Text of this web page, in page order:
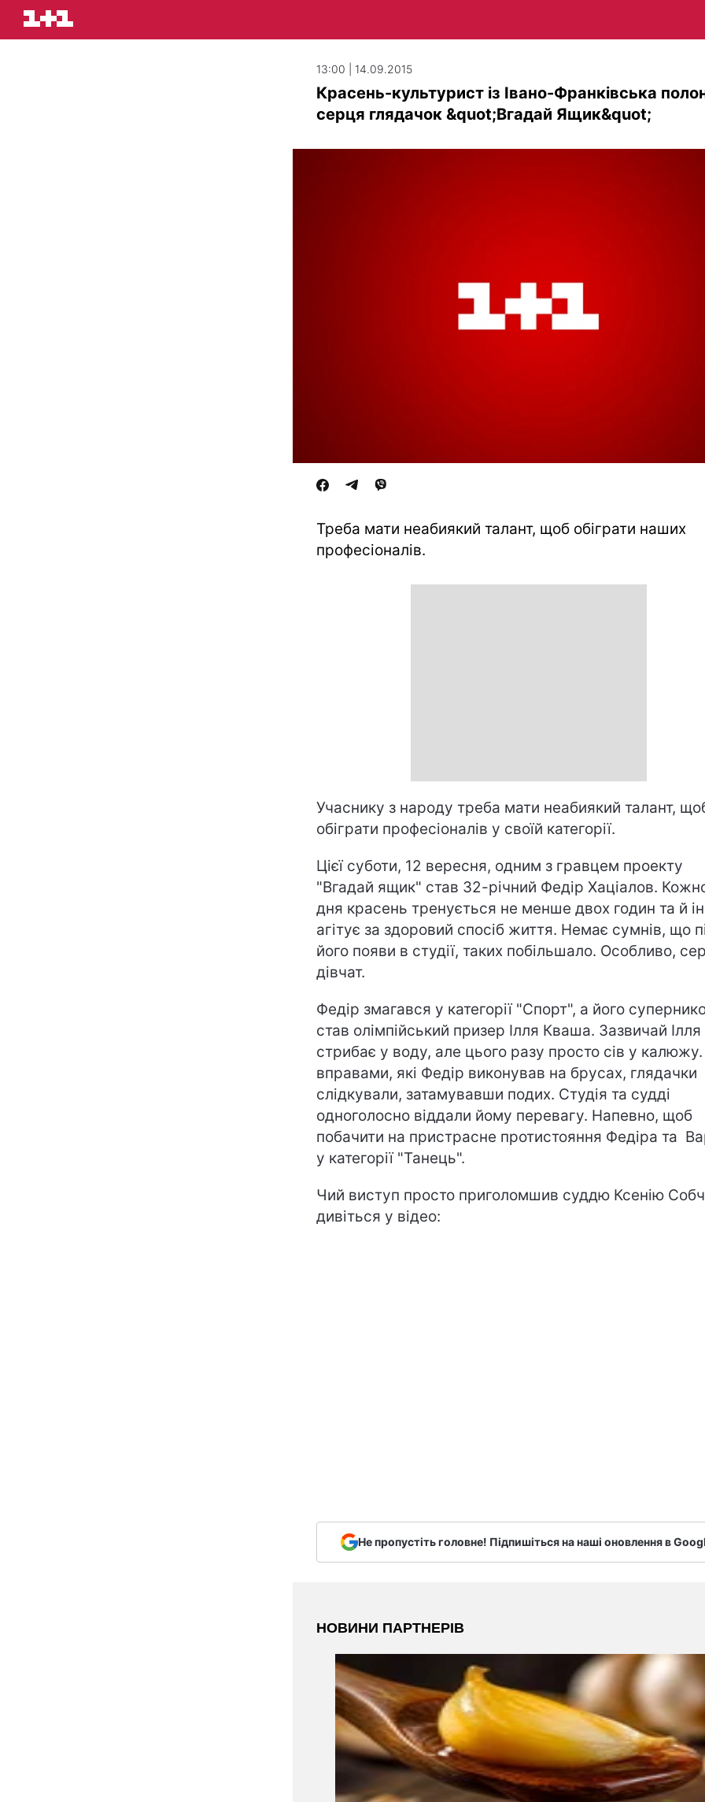
13:00 | 14.09.2015
Красень-культурист із Івано-Франківська
серця глядачок &quot;Вгадай Ящик&quot;
Треба мати неабиякий талант, щоб обіграти наших
професіоналів.
Учаснику з народу треба мати неабиякий талант,
обіграти професіоналів у своїй категорії.
Цієї суботи, 12 вересня, одним з гравцем проекту
"Вгадай ящик" став 32-річний Федір Хаціалов.
дня красень тренується не менше двох годин та й
агітує за здоровий спосіб життя. Немає сумнів, що
його появи в студії, таких побільшало. Особливо,
дівчат.
Федір змагався у категорії "Спорт", а його
став олімпійський призер Ілля Кваша. Зазвичай Ілля
стрибає у воду, але цього разу просто сів у
вправами, які Федір виконував на брусах, глядачки
слідкували, затамувавши подих. Студія та судді
одноголосно віддали йому перевагу. Напевно, щоб
побачити на пристрасне протистояння Федіра та
у категорії "Танець".
Чий виступ просто приголомшив суддю Ксенію
дивіться у відео:
Не пропустіть головне! Підпишіться на наші оновлення в